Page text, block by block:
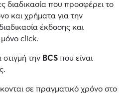
διαδικασία που προσφέρει το
και χρήματα για την
έκδοσης και
μόνο click.
την BCS που είναι
σε πραγματικό χρόνο στο